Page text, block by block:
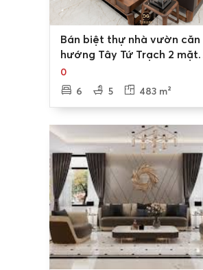
Bán biệt thự nhà vườn căn
hướng Tây Tứ Trạch 2 mặt
thoáng có sân vườn, hoàn
mặt ngoài KĐT Nam An
0
6
5 483 m²